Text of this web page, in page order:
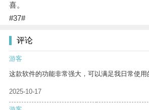
喜。
#37#
评论
游客
这款软件的功能非常强大，可以满足我日常使用
2025-10-17